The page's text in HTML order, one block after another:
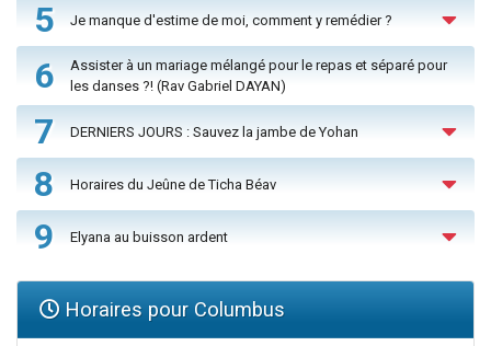
5 Je manque d'estime de moi, comment y remédier ?
6
Assister à un mariage mélangé pour le repas et séparé pour
les danses ?! (Rav Gabriel DAYAN)
7 DERNIERS JOURS : Sauvez la jambe de Yohan
8 Horaires du Jeûne de Ticha Béav
9 Elyana au buisson ardent
Horaires pour Columbus